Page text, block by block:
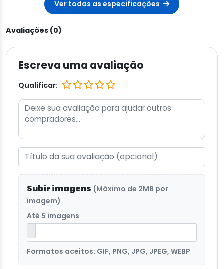
Ver todas as especificações
Avaliações (0)
Escreva uma avaliação
Qualificar:
Subir imagens (Máximo de 2MB por
imagem)
Até 5 imagens
Formatos aceitos: GIF, PNG, JPG, JPEG, WEBP